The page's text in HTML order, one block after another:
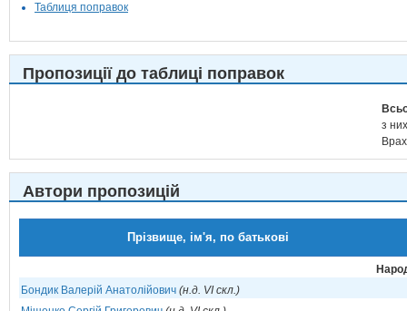
Таблиця поправок
Пропозиції до таблиці поправок
з
Автори пропозицій
Прізвище, ім'я, по батькові
Бондик Валерій Анатолійович (н.д. VI скл.)